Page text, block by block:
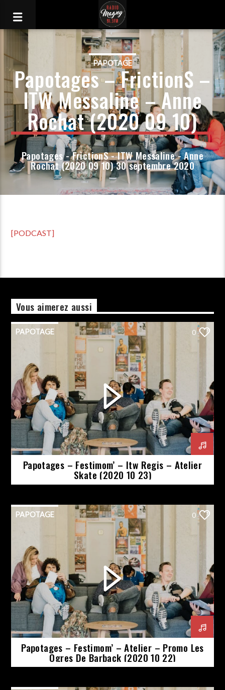
PAPOTAGE
Papotages – FrictionS –
ITW Messaline – Anne
Rochat (2020 09 10)
Papotages - FrictionS - ITW Messaline - Anne
Rochat (2020 09 10) 30 septembre 2020
[PODCAST]
Vous aimerez aussi
PAPOTAGE 0
Papotages – Festimom’ – Itw Regis – Atelier
Skate (2020 10 23)
PAPOTAGE 0
Papotages – Festimom’ – Atelier – Promo Les
Ogres De Barback (2020 10 22)